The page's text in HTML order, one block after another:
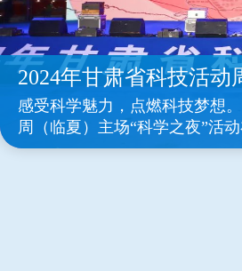
感受科学魅力，点燃科技梦想
周（临夏）主场“科学之夜”活